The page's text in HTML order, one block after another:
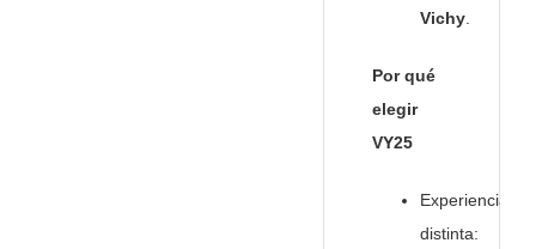
Vichy.
Por qué
elegir
VY25
Experiencia
distinta: